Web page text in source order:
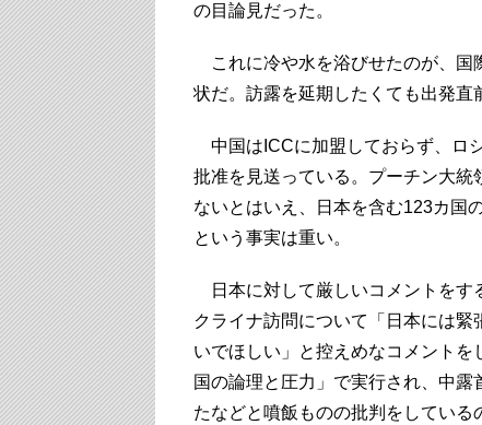
の目論見だった。
これに冷や水を浴びせたのが、国
状だ。訪露を延期したくても出発直
中国はICCに加盟しておらず、ロ
批准を見送っている。プーチン大
ないとはいえ、日本を含む123カ国
という事実は重い。
日本に対して厳しいコメントをす
クライナ訪問について「日本には
いでほしい」と控えめなコメント
国の論理と圧力」で実行され、中
たなどと噴飯ものの批判をしている